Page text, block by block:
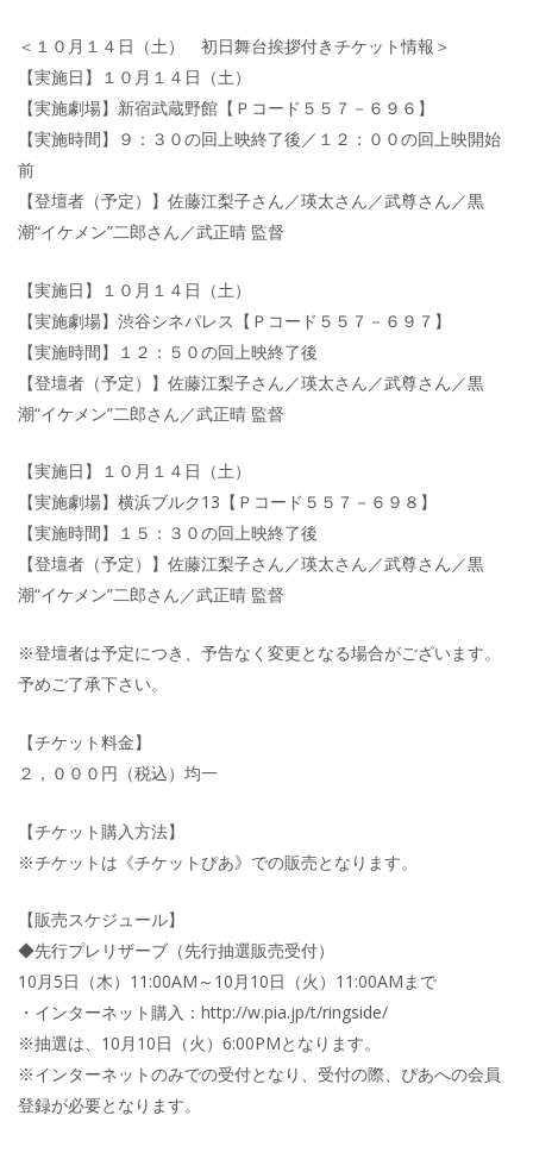
＜１０月１４日（土） 初日舞台挨拶付きチケット情報＞
【実施日】１０月１４日（土）
【実施劇場】新宿武蔵野館【Ｐコード５５７－６９６】
【実施時間】９：３０の回上映終了後／１２：００の回上映開始
前
【登壇者（予定）】佐藤江梨子さん／瑛太さん／武尊さん／黒
潮“イケメン”二郎さん／武正晴 監督
【実施日】１０月１４日（土）
【実施劇場】渋谷シネパレス【Ｐコード５５７－６９７】
【実施時間】１２：５０の回上映終了後
【登壇者（予定）】佐藤江梨子さん／瑛太さん／武尊さん／黒
潮“イケメン”二郎さん／武正晴 監督
【実施日】１０月１４日（土）
【実施劇場】横浜ブルク13【Ｐコード５５７－６９８】
【実施時間】１５：３０の回上映終了後
【登壇者（予定）】佐藤江梨子さん／瑛太さん／武尊さん／黒
潮“イケメン”二郎さん／武正晴 監督
※登壇者は予定につき、予告なく変更となる場合がございます。
予めご了承下さい。
【チケット料金】
２，０００円（税込）均一
【チケット購入方法】
※チケットは《チケットぴあ》での販売となります。
【販売スケジュール】
◆先行プレリザーブ（先行抽選販売受付）
10月5日（木）11:00AM～10月10日（火）11:00AMまで
・インターネット購入：http://w.pia.jp/t/ringside/
※抽選は、10月10日（火）6:00PMとなります。
※インターネットのみでの受付となり、受付の際、ぴあへの会員
登録が必要となります。